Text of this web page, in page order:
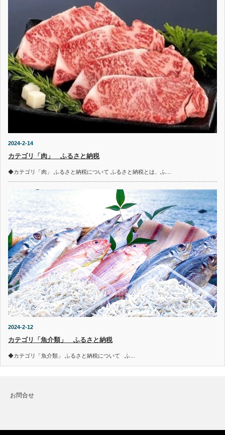
2024-2-14
カテゴリ「肉」 ふるさと納税
◆カテゴリ「肉」 ふるさと納税について ふるさと納税とは、ふ…
2024-2-12
カテゴリ「魚介類」 ふるさと納税
◆カテゴリ「魚介類」 ふるさと納税について ふ…
お問合せ